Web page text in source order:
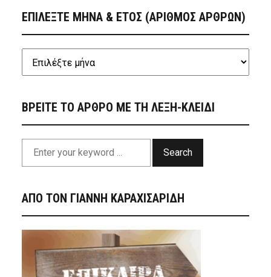
ΕΠΙΛΕΞΤΕ ΜΗΝΑ & ΕΤΟΣ (ΑΡΙΘΜΟΣ ΑΡΘΡΩΝ)
ΒΡΕΙΤΕ ΤΟ ΑΡΘΡΟ ΜΕ ΤΗ ΛΕΞΗ-ΚΛΕΙΔΙ
Search
ΑΠΟ ΤΟΝ ΓΙΑΝΝΗ ΚΑΡΑΧΙΣΑΡΙΔΗ